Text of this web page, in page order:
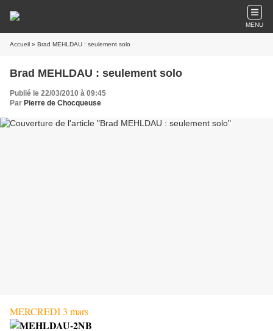
MENU
Accueil » Brad MEHLDAU : seulement solo
Brad MEHLDAU : seulement solo
Publié le 22/03/2010 à 09:45
Par Pierre de Chocqueuse
MERCREDI 3 mars